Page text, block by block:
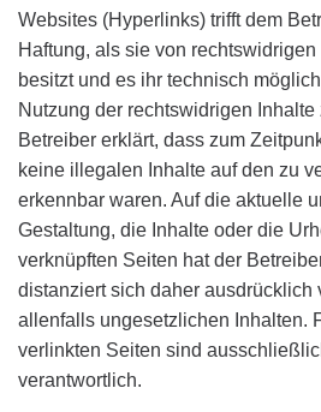
Websites (Hyperlinks) trifft dem
Haftung, als sie von
besitzt und es ihr technisch
Nutzung der rechtswidrigen
Betreiber erklärt, dass zum
keine illegalen Inhalte auf den zu
erkennbar waren. Auf die aktuelle
Gestaltung, die Inhalte oder die
verknüpften Seiten hat der
distanziert sich daher ausdrücklich
allenfalls ungesetzlichen Inhalten.
verlinkten Seiten sind
verantwortlich.